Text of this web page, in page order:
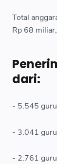
Total
Rp 68
dari:
- 5.545
- 3.041
- 2.761